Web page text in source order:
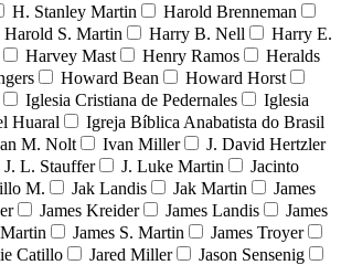
H. Stanley Martin
Harold Brenneman
Harold S. Martin Harry B. Nell
Harry E.
Harvey Mast Henry Ramos
Heralds
Howard Bean
Howard Horst
Iglesia Cristiana de Pedernales
Iglesia
Huaral
Igreja Bíblica Anabatista do Brasil
M. Nolt Ivan Miller
J. David Hertzler
J. L. Stauffer J. Luke Martin
Jacinto
M. Jak Landis Jak Martin
James
James Kreider James Landis
James
James S. Martin
James Troyer
Catillo Jared Miller
Jason Sensenig